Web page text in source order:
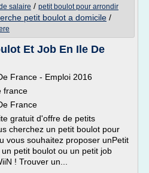
salaire / petit boulot pour arrondir
petit boulot a domicile /
Et Job En Ile De
France - Emploi 2016
france
France
gratuit d'offre de petits
cherchez un petit boulot pour
vous souhaitez proposer unPetit
petit boulot ou un petit job
! Trouver un...